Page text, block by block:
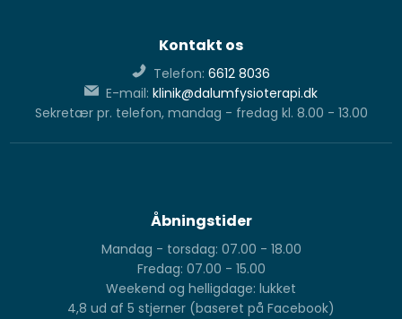
Kontakt os
Telefon: 6612 8036
E-mail: klinik@dalumfysioterapi.dk
Sekretær pr. telefon, mandag - fredag kl. 8.00 - 13.00
Åbningstider
Mandag - torsdag: 07.00 - 18.00
Fredag: 07.00 - 15.00
Weekend og helligdage: lukket
4,8 ud af 5 stjerner (baseret på Facebook)​